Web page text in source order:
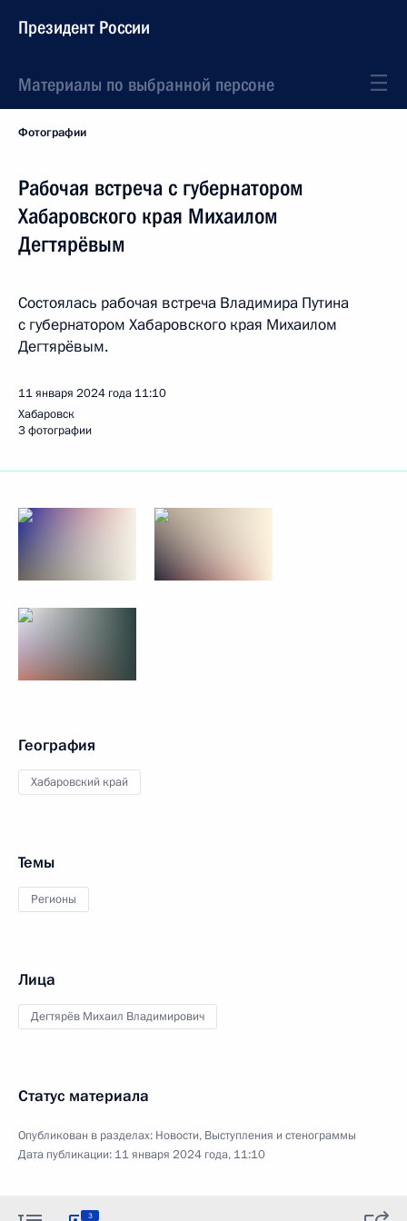
Президент России
Материалы по выбранной персоне
Фотографии
Рабочая встреча с губернатором
Хабаровского края Михаилом
Дегтярёвым
Состоялась рабочая встреча Владимира Путина
с губернатором Хабаровского края Михаилом
Дегтярёвым.
11 января 2024 года 11:10
Хабаровск
3 фотографии
География
Хабаровский край
Темы
Регионы
Лица
Дегтярёв Михаил Владимирович
Статус материала
Опубликован в разделах: Новости, Выступления и стенограммы
Дата публикации: 11 января 2024 года, 11:10
3